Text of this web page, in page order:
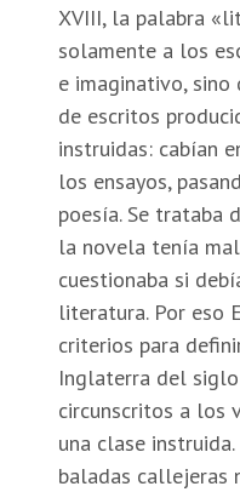
XVIII, la palabra
solamente a los
e imaginativo, sino
de escritos
instruidas: cabían
los ensayos,
poesía. Se trataba
la novela tenía
cuestionaba si
literatura. Por eso
criterios para
Inglaterra del
circunscritos a los
una clase
baladas callejeras